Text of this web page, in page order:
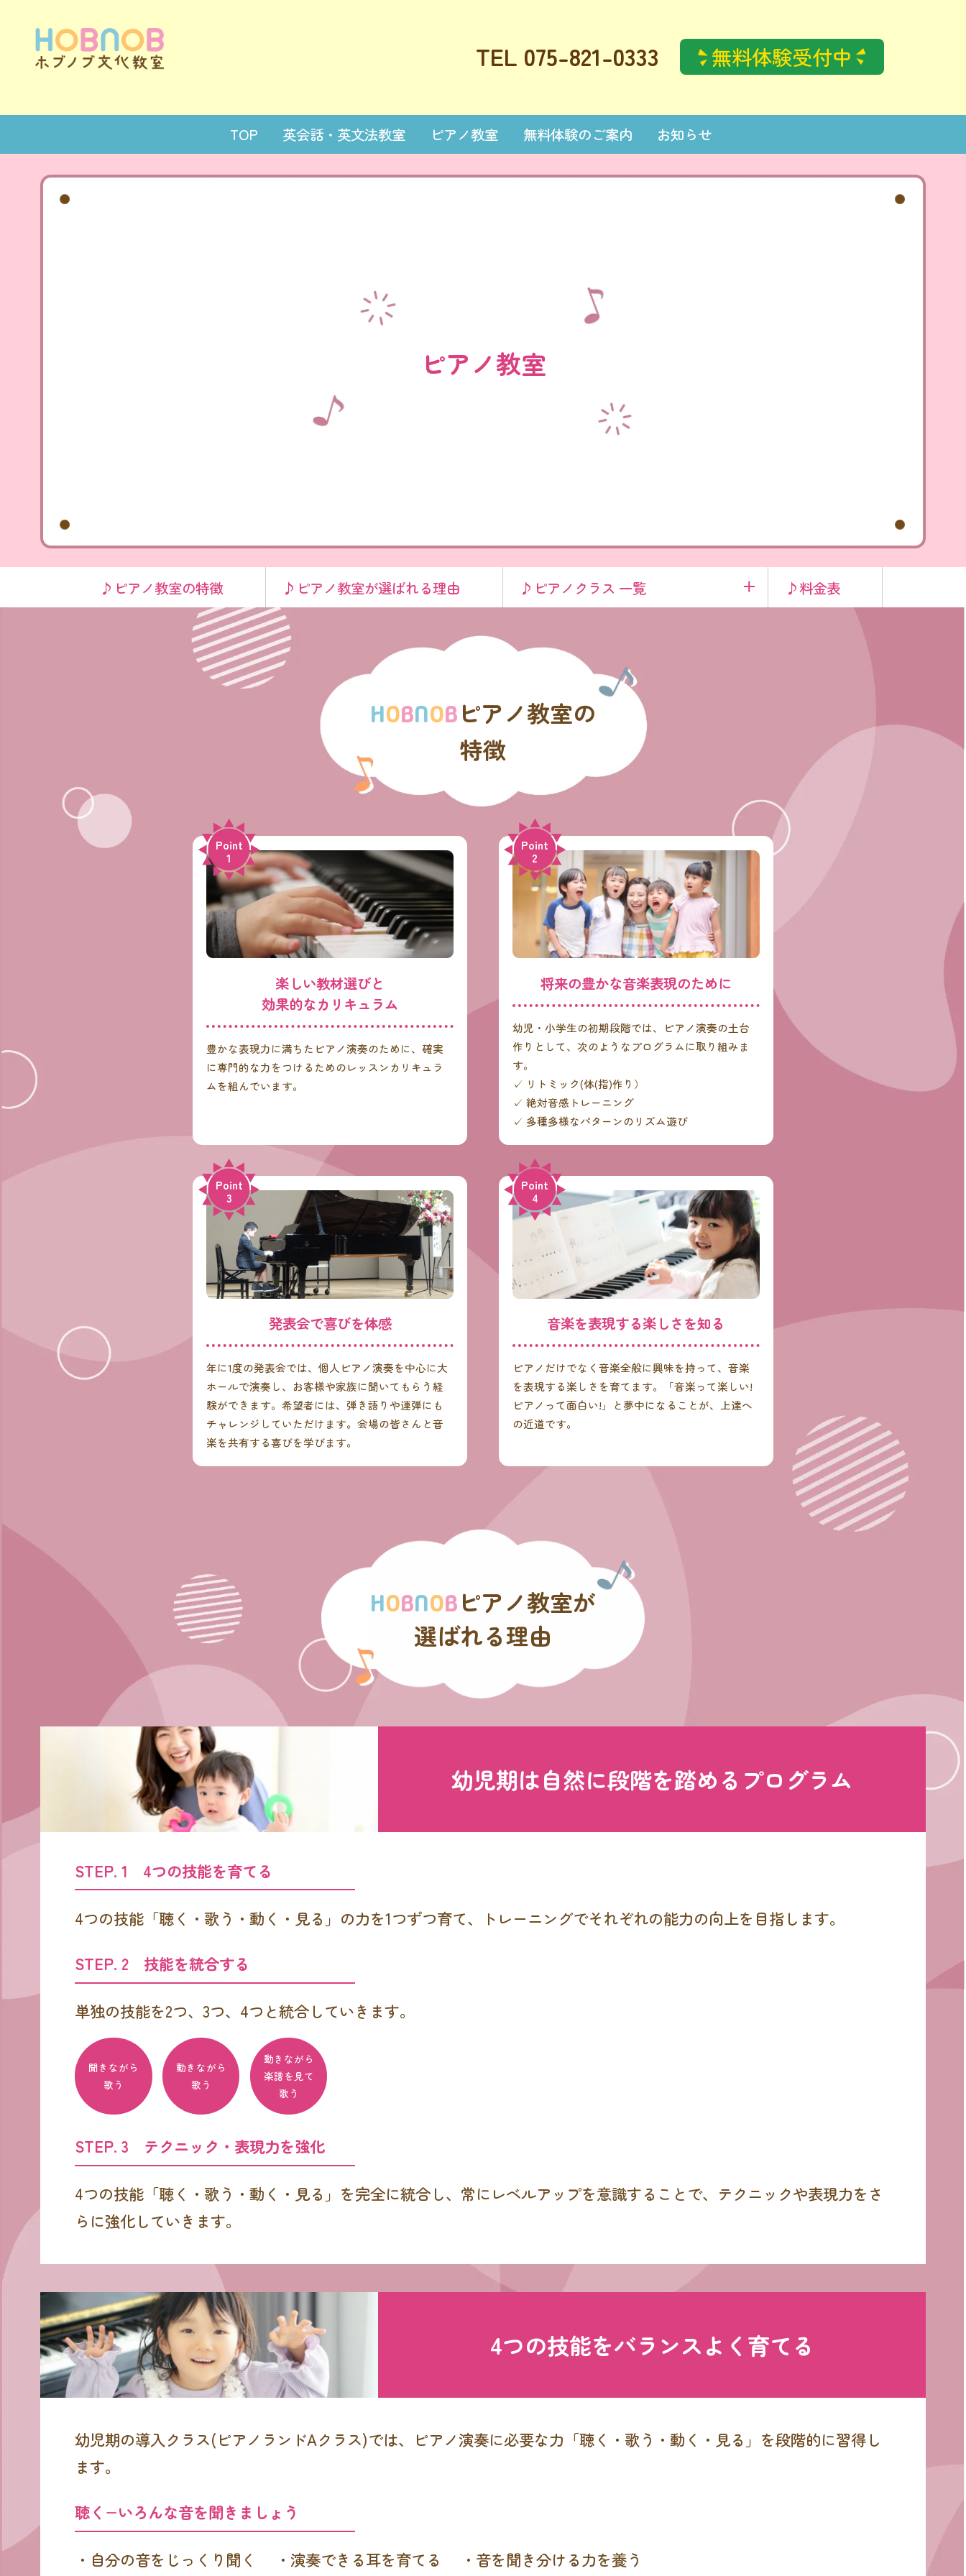
TOP 英会話・英文法教室 ピアノ教室 無料体験のご案内 お知らせ
TEL 075-821-0333 無料体験受付中
ピアノ教室
♪ピアノ教室の特徴 ♪ピアノ教室が選ばれる理由 ♪ピアノクラス 一覧 ♪料金表
HOBNOBピアノ教室の
特徴
Point
1
楽しい教材選びと
効果的なカリキュラム
豊かな表現力に満ちたピアノ演奏のために、確実
に専門的な力をつけるためのレッスンカリキュラ
ムを組んでいます。
Point
2
将来の豊かな音楽表現のために
幼児・小学生の初期段階では、ピアノ演奏の土台
作りとして、次のようなプログラムに取り組みま
す。
✓ リトミック(体(指)作り）
✓ 絶対音感トレーニング
✓ 多種多様なパターンのリズム遊び
Point
3
発表会で喜びを体感
年に1度の発表会では、個人ピアノ演奏を中心に大
ホールで演奏し、お客様や家族に聞いてもらう経
験ができます。希望者には、弾き語りや連弾にも
チャレンジしていただけます。会場の皆さんと音
楽を共有する喜びを学びます。
Point
4
音楽を表現する楽しさを知る
ピアノだけでなく音楽全般に興味を持って、音楽
を表現する楽しさを育てます。「音楽って楽しい!
ピアノって面白い!」と夢中になることが、上達へ
の近道です。
HOBNOBピアノ教室が
選ばれる理由
幼児期は自然に段階を踏めるプログラム
STEP. 1 4つの技能を育てる
4つの技能「聴く・歌う・動く・見る」の力を1つずつ育て、トレーニングでそれぞれの能力の向上を目指します。
STEP. 2 技能を統合する
単独の技能を2つ、3つ、4つと統合していきます。
聞きながら
歌う
動きながら
歌う
動きながら
楽譜を見て
歌う
STEP. 3 テクニック・表現力を強化
4つの技能「聴く・歌う・動く・見る」を完全に統合し、常にレベルアップを意識することで、テクニックや表現力をさ
らに強化していきます。
4つの技能をバランスよく育てる
幼児期の導入クラス(ピアノランドAクラス)では、ピアノ演奏に必要な力「聴く・歌う・動く・見る」を段階的に習得し
ます。
聴く−いろんな音を聞きましょう
・自分の音をじっくり聞く ・演奏できる耳を育てる ・音を聞き分ける力を養う